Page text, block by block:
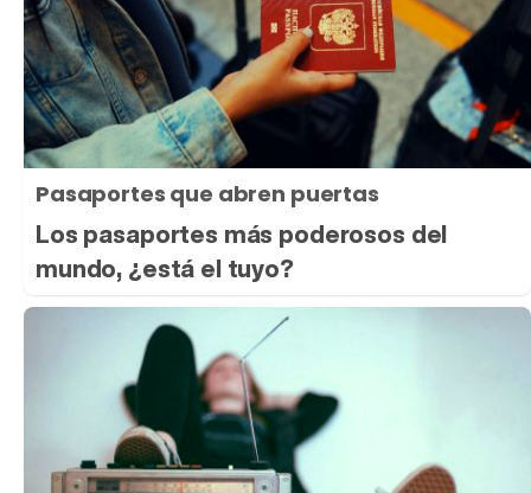
Pasaportes que abren puertas
Los pasaportes más poderosos del
mundo, ¿está el tuyo?